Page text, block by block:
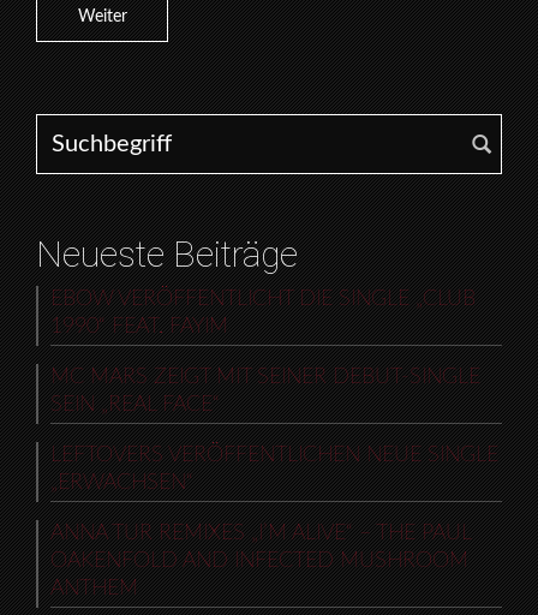
Weiter
Search for:
Neueste Beiträge
EBOW VERÖFFENTLICHT DIE SINGLE „CLUB
1990“ FEAT. FAYIM
MC MARS ZEIGT MIT SEINER DEBUT-SINGLE
SEIN „REAL FACE“
LEFTOVERS VERÖFFENTLICHEN NEUE SINGLE
„ERWACHSEN“
ANNA TUR REMIXES „I’M ALIVE“ – THE PAUL
OAKENFOLD AND INFECTED MUSHROOM
ANTHEM